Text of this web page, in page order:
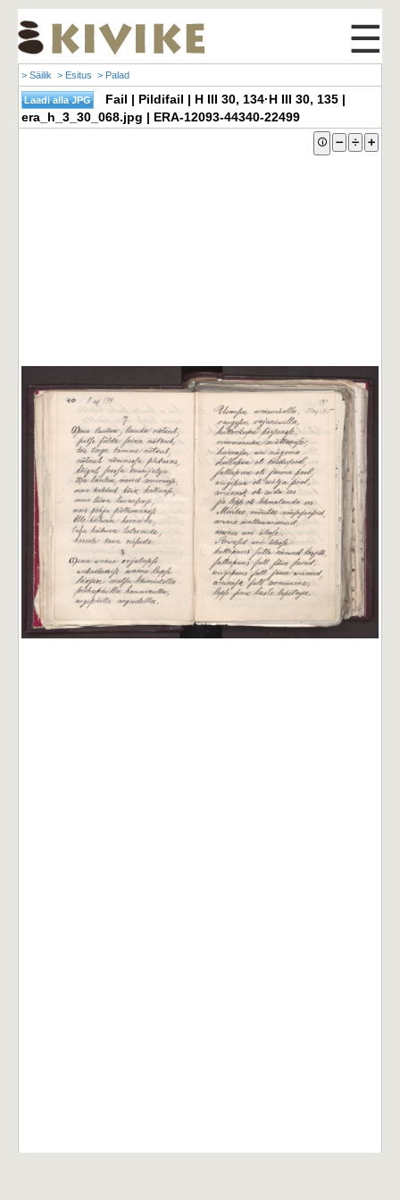
☰
> Säilik > Esitus > Palad
Fail | Pildifail | H III 30, 134·H III 30, 135 |
era_h_3_30_068.jpg | ERA-12093-44340-22499